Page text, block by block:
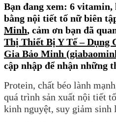
Bạn đang xem: 6 vitamin,
bằng nội tiết tố nữbiên
Minh, cảm ơn bạn đã
Thị Thiết Bị Y Tế – Dụng
Gia Bảo Minh
cập nhập để nhận những
Protein, chất béo lành
quá trình sản xuất nội tiết
kinh nguyệt, suy giảm sinh